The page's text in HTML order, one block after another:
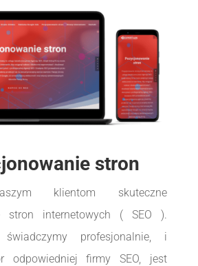
stron
klientom skuteczne
stron internetowych ( SEO ).
profesjonalnie, i
odpowiedniej firmy SEO, jest